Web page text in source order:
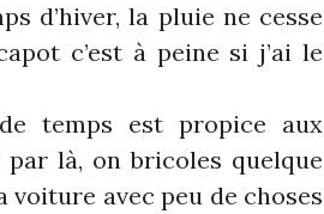
d’hiver, la pluie ne cesse
c’est à peine si j’ai le
temps est propice aux
là, on bricoles quelque
voiture avec peu de choses